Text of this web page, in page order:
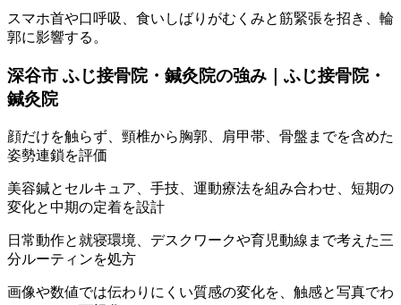
スマホ首や口呼吸、食いしばりがむくみと筋緊張を招き、輪
郭に影響する。
深谷市 ふじ接骨院・鍼灸院の強み｜ふじ接骨院・
鍼灸院
顔だけを触らず、頸椎から胸郭、肩甲帯、骨盤までを含めた
姿勢連鎖を評価
美容鍼とセルキュア、手技、運動療法を組み合わせ、短期の
変化と中期の定着を設計
日常動作と就寝環境、デスクワークや育児動線まで考えた三
分ルーティンを処方
画像や数値では伝わりにくい質感の変化を、触感と写真でわ